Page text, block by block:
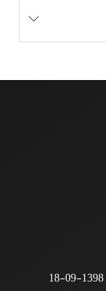
1398-09-18